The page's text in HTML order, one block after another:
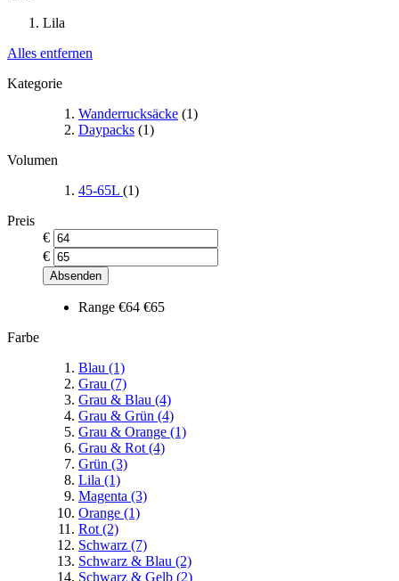
Lila
Alles entfernen
Kategorie
Wanderrucksäcke (1)
Daypacks (1)
Volumen
45-65L (1)
Preis
€
€
Absenden
Range €64 €65
Farbe
Blau (1)
Grau (7)
Grau & Blau (4)
Grau & Grün (4)
Grau & Orange (1)
Grau & Rot (4)
Grün (3)
Lila (1)
Magenta (3)
Orange (1)
Rot (2)
Schwarz (7)
Schwarz & Blau (2)
Schwarz & Gelb (2)